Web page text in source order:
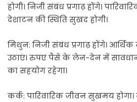
होगी। निजी संबंध प्रगाढ़ होंगे।
देशाटन की स्थिति सुखद होगी।
मिथुन: निजी संबंध प्रगाढ़ होंगे।
उठाएं। रुपए पैसे के लेन-देन में
का सहयोग रहेगा।
कर्क: पारिवारिक जीवन सुखमय